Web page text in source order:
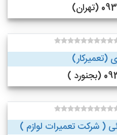
)
( شرکت تعمیرات لوازم )